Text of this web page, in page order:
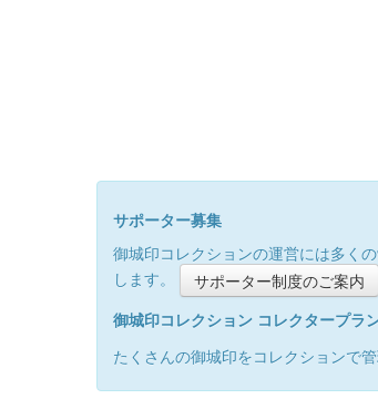
サポーター募集
御城印コレクションの運営には多く
します。
サポーター制度のご案内
御城印コレクション コレクタープラ
たくさんの御城印をコレクションで